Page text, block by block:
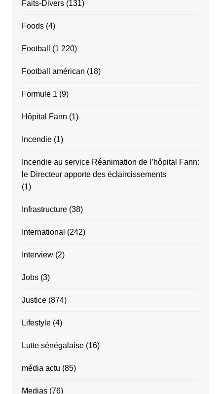
Faits-Divers(131)
Foods(4)
Football (1 220)
Football américan (18)
Formule 1 (9)
Hôpital Fann (1)
Incendie(1)
Incendie au service Réanimation de l’hôpital Fann:
le Directeur apporte des éclaircissements
(1)
Infrastructure(38)
International (242)
Interview(2)
Jobs(3)
Justice(874)
Lifestyle(4)
Lutte sénégalaise(16)
média actu (85)
Medias(76)